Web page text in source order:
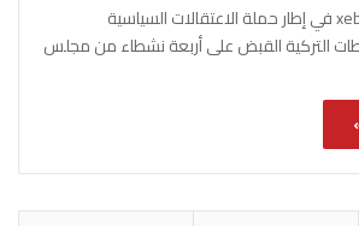
آفرين علو ـ xeber24.net في إطار حملة الاعتقالات السياسية
التركية القبض على أربعة نشطاء من مجلس